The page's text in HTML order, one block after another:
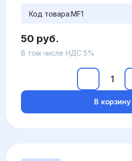
Код товара:MF1
50 руб.
В том числе НДС 5%
В корзину